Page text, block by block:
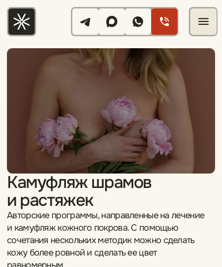
Камуфляж шрамов
и растяжек
Авторские программы, направленные на лечение
и камуфляж кожного покрова. С помощью
сочетания нескольких методик можно сделать
кожу более ровной и сделать ее цвет
равномерным.
5000 бонусовна первое
посещение до 15 августа
Количество мест — 20. Только для новых
клиентов.
Оставьте контактные данные и мы перезвоним
вам в ближайшие 5 минут.
Имя Фамилия